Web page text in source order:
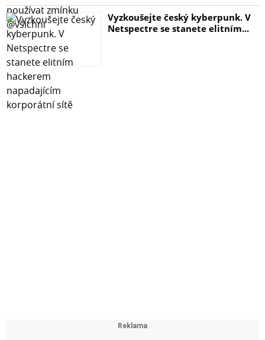
Vyzkoušejte český kyberpunk. V
Netspectre se stanete elitním...